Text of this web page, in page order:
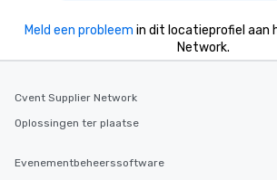
Meld een probleem in dit locatieprofiel aan
Network.
Cvent Supplier Network
Oplossingen ter plaatse
Evenementbeheerssoftware